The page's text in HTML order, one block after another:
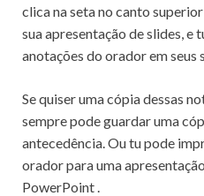
clica na seta no canto
sua apresentação de slides, e
anotações do orador em seus
Se quiser uma cópia dessas
sempre pode guardar uma
antecedência. Ou tu pode
orador para uma
PowerPoint .